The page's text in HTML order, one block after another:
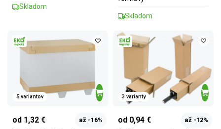
Skladom
Skladom
5 variantov
od 1,32 € až -16%
3 varianty
od 0,94 € až -12%